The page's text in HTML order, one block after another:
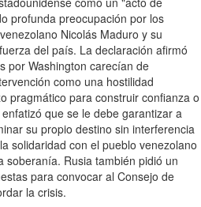
profunda preocupación por los
Nicolás Maduro y su
del país. La declaración afirmó
por Washington carecían de
como una hostilidad
pragmático para construir confianza o
que se le debe garantizar a
su propio destino sin interferencia
solidaridad con el pueblo venezolano
soberanía. Rusia también pidió un
para convocar al Consejo de
la crisis.